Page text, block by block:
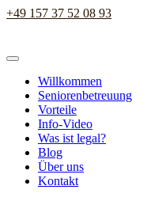
+49 157 37 52 08 93
Willkommen
Seniorenbetreuung
Vorteile
Info-Video
Was ist legal?
Blog
Über uns
Kontakt